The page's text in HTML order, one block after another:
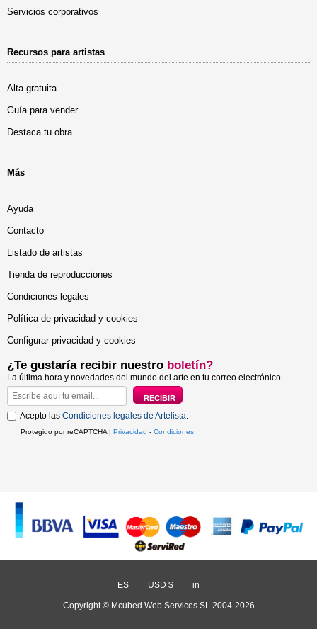
Servicios corporativos
Recursos para artistas
Alta gratuita
Guía para vender
Destaca tu obra
Más
Ayuda
Contacto
Listado de artistas
Tienda de reproducciones
Condiciones legales
Política de privacidad y cookies
Configurar privacidad y cookies
¿Te gustaría recibir nuestro boletín?
La última hora y novedades del mundo del arte en tu correo electrónico
Acepto las Condiciones legales de Artelista.
Protegido por reCAPTCHA | Privacidad - Condiciones
ES USD $ in
Copyright © Mcubed Web Services SL 2004-2026